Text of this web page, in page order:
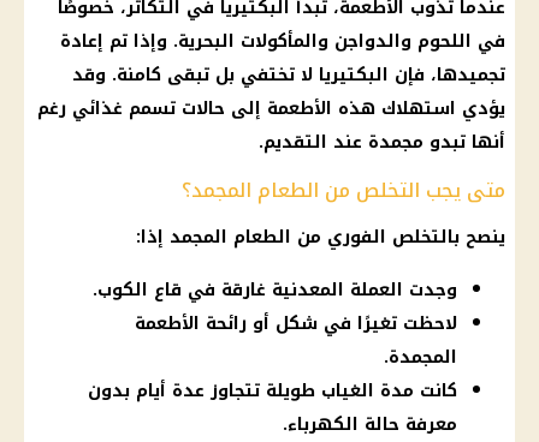
عندما تذوب الأطعمة، تبدأ البكتيريا في التكاثر، خصوصًا
في اللحوم والدواجن والمأكولات البحرية. وإذا تم إعادة
تجميدها، فإن البكتيريا لا تختفي بل تبقى كامنة. وقد
يؤدي استهلاك هذه الأطعمة إلى حالات تسمم غذائي رغم
أنها تبدو مجمدة عند التقديم.
متى يجب التخلص من الطعام المجمد؟
ينصح بالتخلص الفوري من الطعام المجمد إذا:
وجدت العملة المعدنية غارقة في قاع الكوب.
لاحظت تغيرًا في شكل أو رائحة الأطعمة
المجمدة.
كانت مدة الغياب طويلة تتجاوز عدة أيام بدون
معرفة حالة الكهرباء.